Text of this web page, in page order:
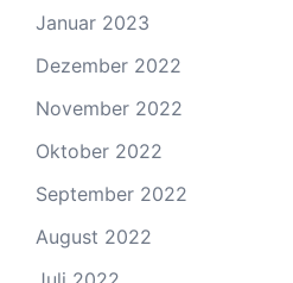
Januar 2023
Dezember 2022
November 2022
Oktober 2022
September 2022
August 2022